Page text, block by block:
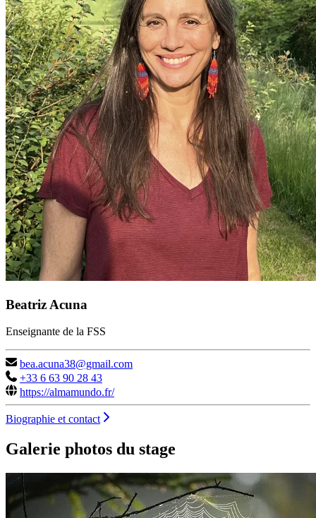
Beatriz Acuna
Enseignante de la FSS
bea.acuna38@gmail.com
+33 6 63 90 28 43
https://almamundo.fr/
Biographie et contact
Galerie photos du stage